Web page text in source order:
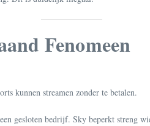
Fenomeen
kunnen streamen zonder te betalen.
gesloten bedrijf. Sky beperkt streng